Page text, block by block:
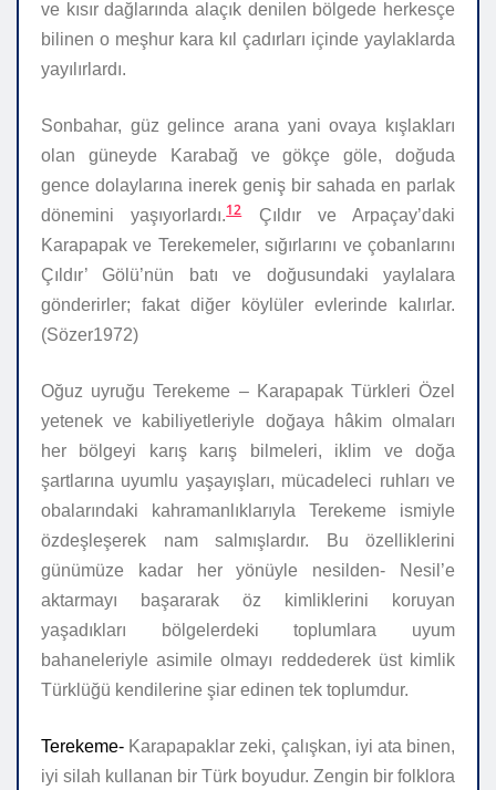
ve kısır dağlarında alaçık denilen bölgede herkesçe
bilinen o meşhur kara kıl çadırları içinde yaylaklarda
yayılırlardı.
Sonbahar, güz gelince arana yani ovaya kışlakları
olan güneyde Karabağ ve gökçe göle, doğuda
gence dolaylarına inerek geniş bir sahada en parlak
dönemini yaşıyorlardı.12Çıldır ve Arpaçay’daki
Karapapak ve Terekemeler, sığırlarını ve çobanlarını
Çıldır’ Gölü’nün batı ve doğusundaki yaylalara
gönderirler; fakat diğer köylüler evlerinde kalırlar.
(Sözer1972)
Oğuz uyruğu Terekeme – Karapapak Türkleri Özel
yetenek ve kabiliyetleriyle doğaya hâkim olmaları
her bölgeyi karış karış bilmeleri, iklim ve doğa
şartlarına uyumlu yaşayışları, mücadeleci ruhları ve
obalarındaki kahramanlıklarıyla Terekeme ismiyle
özdeşleşerek nam salmışlardır. Bu özelliklerini
günümüze kadar her yönüyle nesilden- Nesil’e
aktarmayı başararak öz kimliklerini koruyan
yaşadıkları bölgelerdeki toplumlara uyum
bahaneleriyle asimile olmayı reddederek üst kimlik
Türklüğü kendilerine şiar edinen tek toplumdur.
Terekeme- Karapapaklar zeki, çalışkan, iyi ata binen,
iyi silah kullanan bir Türk boyudur. Zengin bir folklora